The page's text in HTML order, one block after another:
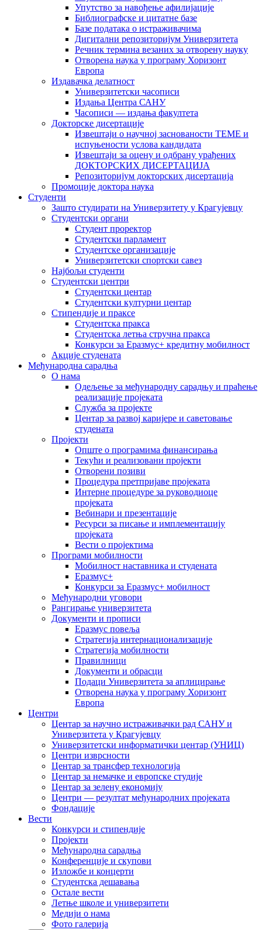
Упутство за навођење афилијације
Библиографске и цитатне базе
Базе података о истраживачима
Дигитални репозиторијум Универзитета
Рeчник термина везаних за отворену науку
Отворена наука у програму Хоризонт
Европа
Издавачка делатност
Универзитетски часописи
Издања Центра САНУ
Часописи — издања факултета
Докторске дисертације
Извештаји о научној заснованости ТЕМЕ и
испуњености услова кандидата
Извештаји за оцену и одбрану урађених
ДОКТОРСКИХ ДИСЕРТАЦИЈА
Репозиторијум докторских дисертација
Промоције доктора наука
Студенти
Зашто студирати на Универзитету у Крагујевцу
Студентски органи
Студент проректор
Студентски парламент
Студентске организације
Универзитетски спортски савез
Најбољи студенти
Студентски центри
Студентски центар
Студентски културни центар
Стипендије и праксе
Студентска пракса
Студентска летња стручна пракса
Конкурси за Еразмус+ кредитну мобилност
Акције студената
Међународна сарадња
О нама
Одељење за међународну сарадњу и праћење
реализације пројеката
Служба за пројекте
Центар за развој каријере и саветовање
студената
Пројекти
Опште о програмима финансирања
Текући и реализовани пројекти
Отворени позиви
Процедура претпријаве пројеката
Интерне процедуре за руководиоце
пројеката
Вебинари и презентације
Ресурси за писање и имплементацију
пројеката
Вести о пројектима
Програми мобилности
Мобилност наставника и студената
Еразмус+
Конкурси за Еразмус+ мобилност
Међународни уговори
Рангирање универзитета
Документи и прописи
Еразмус повеља
Стратегија интернационализације
Стратегија мобилности
Правилници
Документи и обрасци
Подаци Универзитета за аплицирање
Отворена наука у програму Хоризонт
Европа
Центри
Центар за научно истраживачки рад САНУ и
Универзитета у Крагујевцу
Универзитетски информатички центар (УНИЦ)
Центри изврсности
Центар за трансфер технологија
Центар за немачке и европске студије
Центар за зелену економију
Центри — резултат међународних пројеката
Фондације
Вести
Конкурси и стипендије
Пројекти
Међународна сарадња
Конференције и скупови
Изложбе и концерти
Студентска дешавања
Остале вести
Летње школе и универзитети
Медији о нама
Фото галерија